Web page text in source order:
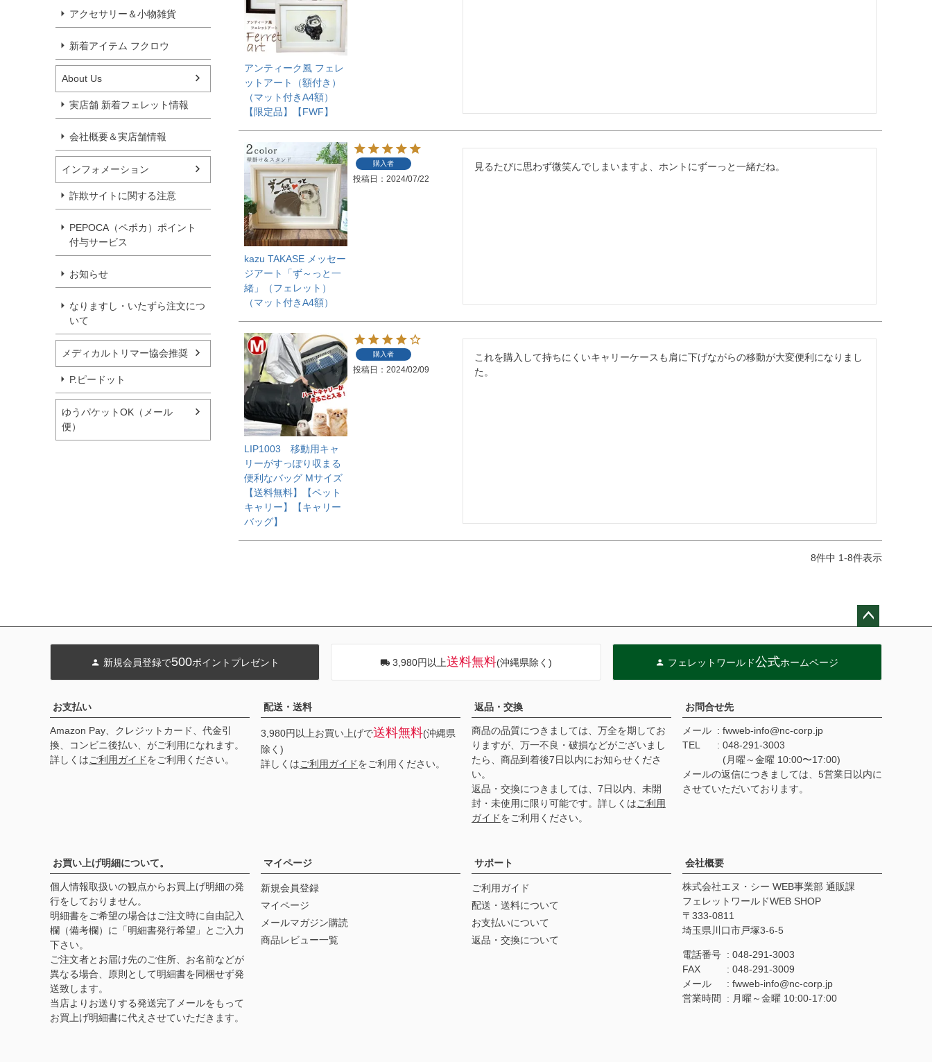
アクセサリー＆小物雑貨
新着アイテム フクロウ
About Us
実店舗 新着フェレット情報
会社概要＆実店舗情報
インフォメーション
詐欺サイトに関する注意
PEPOCA（ペポカ）ポイント
付与サービス
お知らせ
なりますし・いたずら注文につ
いて
メディカルトリマー協会推奨
P.ピードット
ゆうパケットOK（メール
便）
アンティーク風 フェレ
ットアート（額付き）
（マット付きA4額）
【限定品】【FWF】
kazu TAKASE メッセー
ジアート「ず～っと一
緒」（フェレット）
（マット付きA4額）
購入者
投稿日 2024/07/22
見るたびに思わず微笑んでしまいますよ、ホントにずーっと一緒だね。
LIP1003 移動用キャ
リーがすっぽり収まる
便利なバッグ Mサイズ
【送料無料】【ペット
キャリー】【キャリー
バッグ】
購入者
投稿日 2024/02/09
これを購入して持ちにくいキャリーケースも肩に下げながらの移動が大変便利になりまし
た。
8件中 1-8件表示
へ
新規会員登録で500ポイントプレゼント 3,980円以上送料無料(沖縄県除く) フェレットワールド公式ホームページ
お支払い
Amazon Pay、クレジットカード、代金引
換、コンビニ後払い、がご利用になれます。
詳しくはご利用ガイドをご利用ください。
配送・送料
3,980円以上お買い上げで送料無料(沖縄県
除く)
詳しくはご利用ガイドをご利用ください。
返品・交換
商品の品質につきましては、万全を期してお
りますが、万一不良・破損などがございまし
たら、商品到着後7日以内にお知らせくださ
い。
返品・交換につきましては、7日以内、未開
封・未使用に限り可能です。詳しくはご利用
ガイドをご利用ください。
お問合せ先
メール
fwweb-info@nc-corp.jp
TEL
048-291-3003
(月曜～金曜 10:00〜17:00)
メールの返信につきましては、5営業日以内に
させていただいております。
お買い上げ明細について。
個人情報取扱いの観点からお買上げ明細の発
行をしておりません。
明細書をご希望の場合はご注文時に自由記入
欄（備考欄）に「明細書発行希望」とご入力
下さい。
ご注文者とお届け先のご住所、お名前などが
異なる場合、原則として明細書を同梱せず発
送致します。
当店よりお送りする発送完了メールをもって
お買上げ明細書に代えさせていただきます。
マイページ
新規会員登録
マイページ
メールマガジン購読
商品レビュー一覧
サポート
ご利用ガイド
配送・送料について
お支払いについて
返品・交換について
会社概要
株式会社エヌ・シー WEB事業部 通販課
フェレットワールドWEB SHOP
333-0811
埼玉県川口市戸塚3-6-5
電話番号
048-291-3003
FAX
048-291-3009
メール
fwweb-info@nc-corp.jp
営業時間
月曜～金曜 10:00-17:00